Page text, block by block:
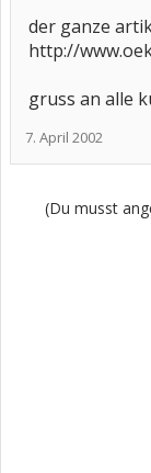
der ganze
http://
gruss an alle
7. April 2002
(Du musst